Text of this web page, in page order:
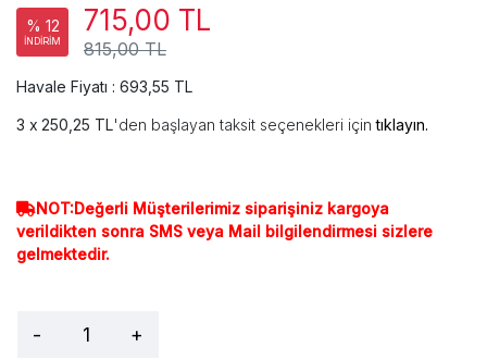
% 12
İNDİRİM 815,00 TL
715,00 TL
Havale Fiyatı : 693,55 TL
250,25 TL'den başlayan taksit seçenekleri içintıklayın.
NOT:Değerli Müşterilerimiz siparişiniz kargoya
verildikten sonra SMS veya Mail bilgilendirmesi sizlere
gelmektedir.
- +